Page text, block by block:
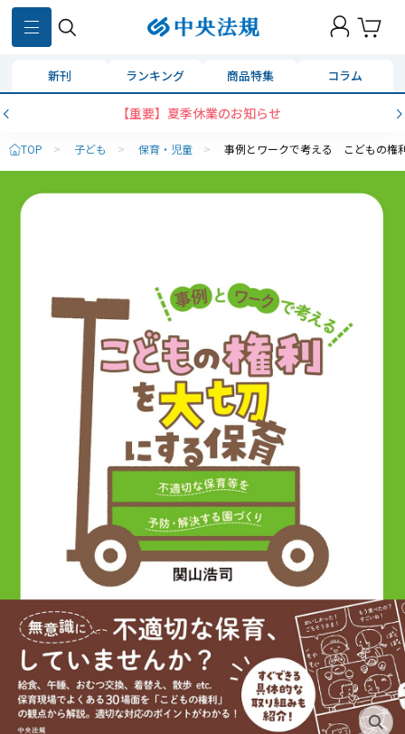
新刊 ランキング 商品特集 コラム
【重要】夏季休業のお知らせ
TOP > 子ども > 保育・児童 > 事例とワークで考える こどもの権